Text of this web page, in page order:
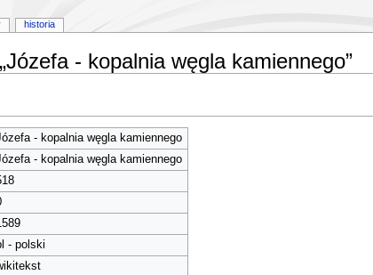
- kopalnia węgla kamiennego”
- kopalnia węgla kamiennego
- kopalnia węgla kamiennego
- polski
historia